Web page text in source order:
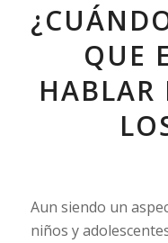
QUE
HABLAR
Aun siendo un
niños y